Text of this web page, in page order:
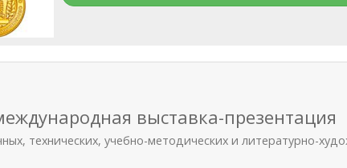
выставка-презентация
технических, учебно-методических и литературно-